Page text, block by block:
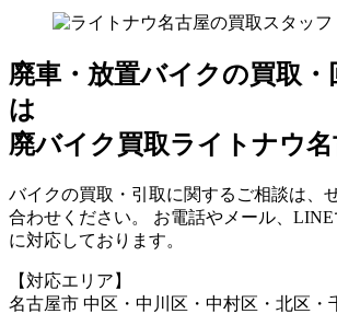
廃車・放置バイクの買取・
は
廃バイク買取ライトナウ名
バイクの買取・引取に関するご相談は、
合わせください。 お電話やメール、
に対応しております。
【対応エリア】
名古屋市 中区・中川区・中村区・北区・